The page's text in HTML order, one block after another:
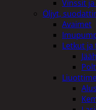
Vinssit
Öljyt,
Avaimet
Letkut ja